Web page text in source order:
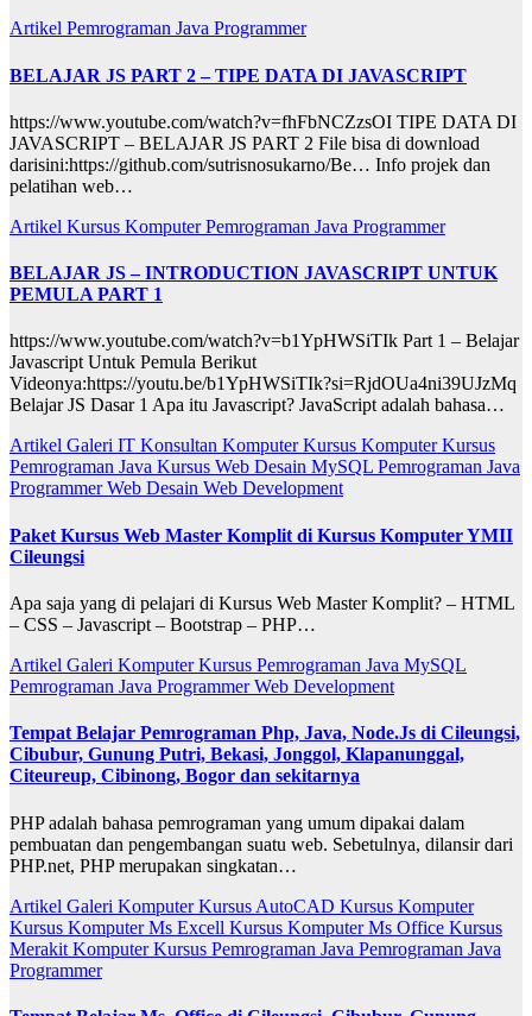
Artikel Pemrograman Java Programmer
BELAJAR JS PART 2 – TIPE DATA DI JAVASCRIPT
https://www.youtube.com/watch?v=fhFbNCZzsOI TIPE DATA DI
JAVASCRIPT – BELAJAR JS PART 2 File bisa di download
darisini:https://github.com/sutrisnosukarno/Be… Info projek dan
pelatihan web…
Artikel Kursus KomputerPemrograman Java Programmer
BELAJAR JS – INTRODUCTION JAVASCRIPT UNTUK
PEMULA PART 1
https://www.youtube.com/watch?v=b1YpHWSiTIk Part 1 – Belajar
Javascript Untuk Pemula Berikut
Videonya:https://youtu.be/b1YpHWSiTIk?si=RjdOUa4ni39UJzMq
Belajar JS Dasar 1 Apa itu Javascript? JavaScript adalah bahasa…
Artikel Galeri IT Konsultan KomputerKursus KomputerKursus
Pemrograman Java Kursus Web Desain MySQL Pemrograman Java
ProgrammerWeb Desain Web Development
Paket Kursus Web Master Komplit di Kursus Komputer YMII
Cileungsi
Apa saja yang di pelajari di Kursus Web Master Komplit? – HTML
– CSS – Javascript – Bootstrap – PHP…
Artikel Galeri KomputerKursus Pemrograman Java MySQL
Pemrograman Java ProgrammerWeb Development
Tempat Belajar Pemrograman Php, Java, Node.Js di Cileungsi,
Cibubur, Gunung Putri, Bekasi, Jonggol, Klapanunggal,
Citeureup, Cibinong, Bogor dan sekitarnya
PHP adalah bahasa pemrograman yang umum dipakai dalam
pembuatan dan pengembangan suatu web. Sebetulnya, dilansir dari
PHP.net, PHP merupakan singkatan…
Artikel Galeri KomputerKursus AutoCAD Kursus Komputer
Kursus Komputer Ms Excell Kursus Komputer Ms Office Kursus
Merakit KomputerKursus Pemrograman Java Pemrograman Java
Programmer